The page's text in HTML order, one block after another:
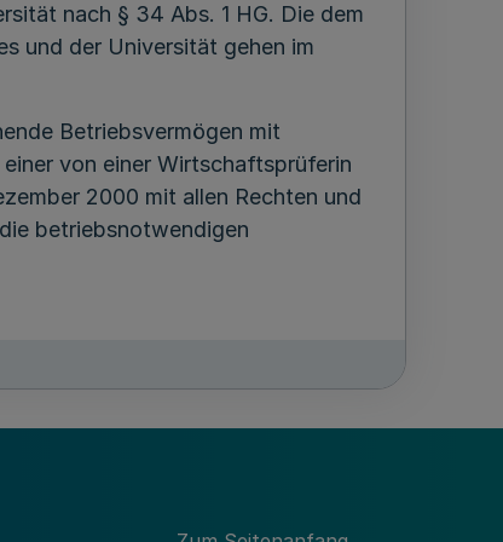
nach § 34 Abs. 1 HG. Die dem
und der Universität gehen im
Betriebsvermögen mit
von einer Wirtschaftsprüferin
2000 mit allen Rechten und
betriebsnotwendigen
Gesundheitswesen wahr. Es